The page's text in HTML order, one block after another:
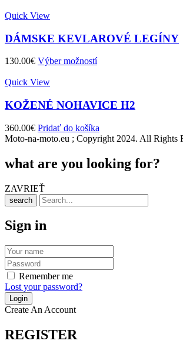
Quick View
DÁMSKE KEVLAROVÉ LEGÍNY
130.00€ Výber možností
Quick View
KOŽENÉ NOHAVICE H2
360.00€ Pridať do košíka
Moto-na-moto.eu ; Copyright 2024. All Rights
what are you looking for?
ZAVRIEŤ
search
Sign in
Remember me
Lost your password?
Create An Account
REGISTER